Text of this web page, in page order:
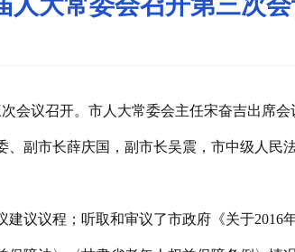
会议召开。市人大常委会主任宋奋吉出席
副市长薛庆国，副市长吴震，市中级人民
议议程；听取和审议了市政府《关于2016